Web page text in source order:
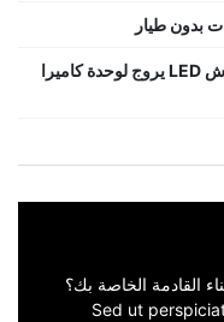
بدون طيار
5 ملايين بكسل OV5640 مع فلاش LED يروج لوحدة كاميرا
القادمة الخاصة بك؟
Sed ut